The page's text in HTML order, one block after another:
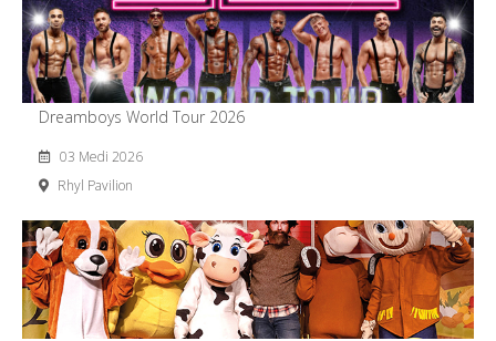
Dreamboys World Tour 2026
03 Medi 2026
Rhyl Pavilion